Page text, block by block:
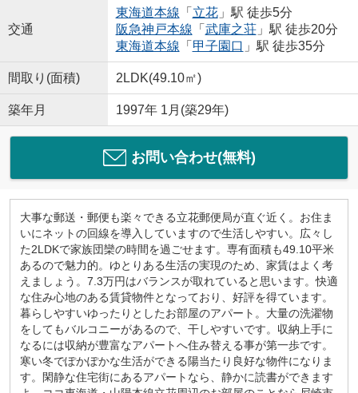
交通
東海道本線 「 立花」駅 徒歩5分
阪急神戸本線 「 武庫之荘」駅 徒歩20分
東海道本線 「 甲子園口 」駅 徒歩35分
間取り(面積) 2LDK(49.10㎡)
築年月 1997年 1月(築29年)
お問い合わせ(無料)
大事な郵送・郵便も楽々できる立花郵便局が直ぐ近く。お住ま
いにネットの回線を導入していますので生活しやすい。広々し
た2LDKで家族団欒の時間を過ごせます。専有面積も49.10平米
あるので魅力的。ゆとりある生活の実現のため、家賃はよく考
えましょう。7.3万円はバランスが取れていると思います。快適
な住み心地のある賃貸物件となっており、好評を得ています。
暮らしやすいゆったりとしたお部屋のアパート。大量の洗濯物
をしてもバルコニーがあるので、干しやすいです。収納上手に
なるには収納が豊富なアパートへ住み替える事が第一歩です。
寒い冬でぽかぽかな生活ができる陽当たり良好な物件になりま
す。閑静な住宅街にあるアパートなら、静かに読書ができます